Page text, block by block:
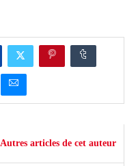
Autres articles de cet auteur